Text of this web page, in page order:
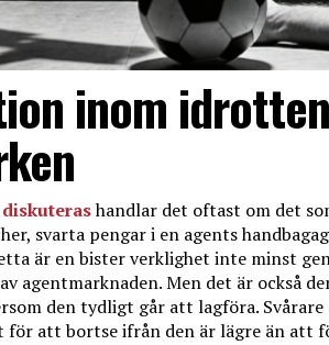
inom
handlar det oftast om det
svarta pengar i en agents
är en bister verklighet inte minst
agentmarknaden. Men det är också
den tydligt går att lagföra. Svårare
att bortse ifrån den är lägre än att